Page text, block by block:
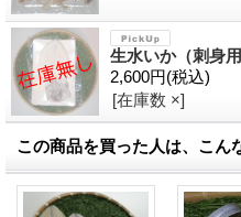
生水いか（刺身
2,600円(税込)
[在庫数 ×]
この商品を買った人は、こん